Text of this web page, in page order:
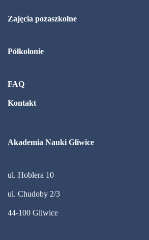
Zajęcia pozaszkolne
Półkolonie
FAQ
Kontakt
Akademia Nauki Gliwice
ul. Hoblera 10
ul. Chudoby 2/3
44-100 Gliwice